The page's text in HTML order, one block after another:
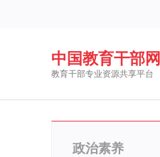
中国教育干部
教育干部专业资源共享平台
政治素养